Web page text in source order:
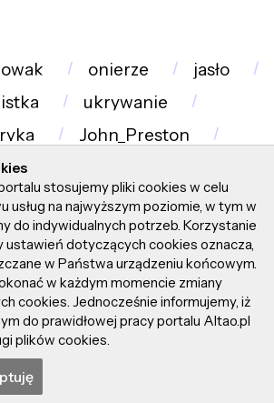
onierze
jasło
ukrywanie
John_Preston
kontrowersje
kontakt_z_faun
1994
Nie_ma_mnie
Radventure
spektakl
A24
stosujemy pliki cookies w celu
usług na najwyższym poziomie, w tym w
do indywidualnych potrzeb. Korzystanie
ustawień dotyczących cookies oznacza,
w Państwa urządzeniu końcowym.
w każdym momencie zmiany
cookies. Jednocześnie informujemy, iż
do prawidłowej pracy portalu Altao.pl
plików cookies.